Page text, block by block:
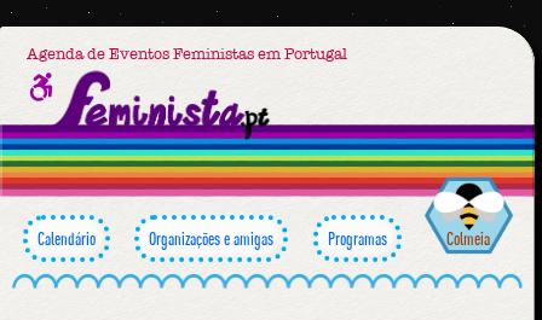
Agenda de Eventos Feministas em Portugal
Calendário Organizações e amigas Programas Colmeia